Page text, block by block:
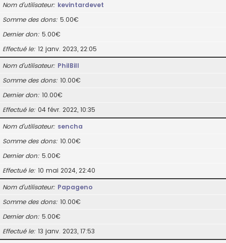
Nom d’utilisateur kevintardevet
Somme des dons 5.00€
Dernier don 5.00€
Effectué le 12 janv. 2023, 22:05
Nom d’utilisateur PhilBill
Somme des dons 10.00€
Dernier don 10.00€
Effectué le 04 févr. 2022, 10:35
Nom d’utilisateur sencha
Somme des dons 10.00€
Dernier don 5.00€
Effectué le 10 mai 2024, 22:40
Nom d’utilisateur Papageno
Somme des dons 10.00€
Dernier don 5.00€
Effectué le 13 janv. 2023, 17:53